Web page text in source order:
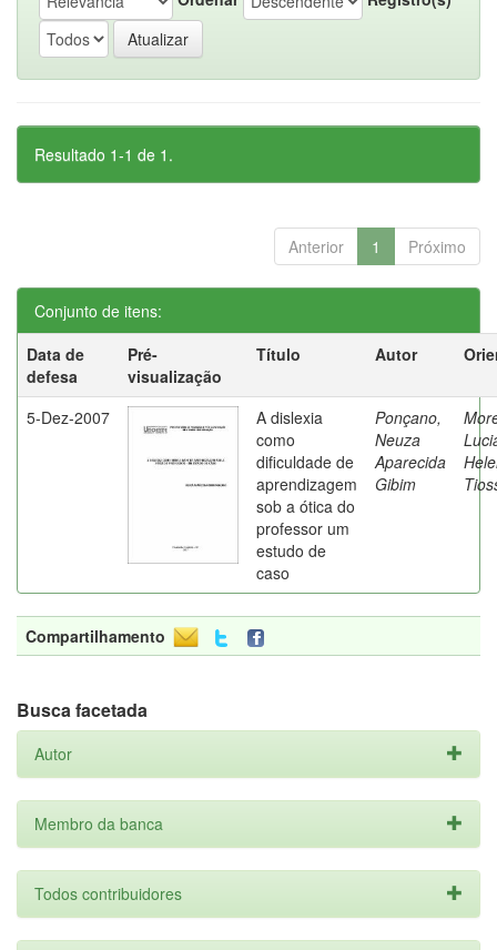
Resultado 1-1 de 1.
Anterior 1 Próximo
Conjunto de itens:
Data de
defesa
Pré-
visualização
Título Autor
5-Dez-2007
A dislexia
como
dificuldade de
aprendizagem
sob a ótica do
professor um
estudo de
caso
Ponçano,
Neuza
Aparecida
Gibim
Compartilhamento
Busca facetada
Autor
Membro da banca
Todos contribuidores